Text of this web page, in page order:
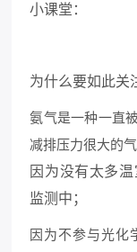
小课堂：
为什么要如此关
氨气是一种一直
减排压力很大的气
因为没有太多
监测中；
因为不参与光化